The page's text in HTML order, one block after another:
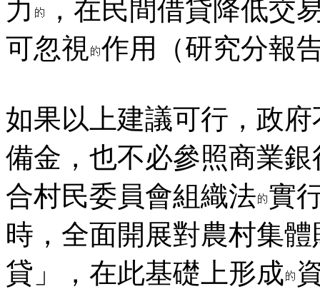
力
，在民間借貸降低交
可忽視 作用（研究分報
如果以上建議可行，政
備金，也不必參照商業銀
合村民委員會組織法 實
時，全面開展對農村集體
貸」，在此基礎上形成